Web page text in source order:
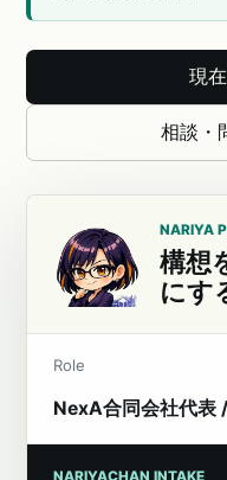
現
相談・
NARIYA
構想
にす
Role
NexA合同会社代
NARIYACHAN INTAKE